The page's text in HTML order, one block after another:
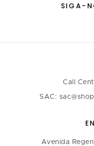
SIGA-
Call
SAC:
Avenida